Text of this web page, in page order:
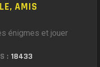
AMIS
énigmes et jouer
: 18433